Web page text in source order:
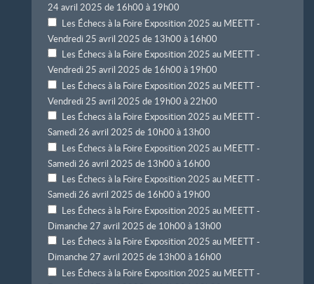
24 avril 2025 de 16h00 à 19h00
Les Échecs à la Foire Exposition 2025 au MEETT -
Vendredi 25 avril 2025 de 13h00 à 16h00
Les Échecs à la Foire Exposition 2025 au MEETT -
Vendredi 25 avril 2025 de 16h00 à 19h00
Les Échecs à la Foire Exposition 2025 au MEETT -
Vendredi 25 avril 2025 de 19h00 à 22h00
Les Échecs à la Foire Exposition 2025 au MEETT -
Samedi 26 avril 2025 de 10h00 à 13h00
Les Échecs à la Foire Exposition 2025 au MEETT -
Samedi 26 avril 2025 de 13h00 à 16h00
Les Échecs à la Foire Exposition 2025 au MEETT -
Samedi 26 avril 2025 de 16h00 à 19h00
Les Échecs à la Foire Exposition 2025 au MEETT -
Dimanche 27 avril 2025 de 10h00 à 13h00
Les Échecs à la Foire Exposition 2025 au MEETT -
Dimanche 27 avril 2025 de 13h00 à 16h00
Les Échecs à la Foire Exposition 2025 au MEETT -